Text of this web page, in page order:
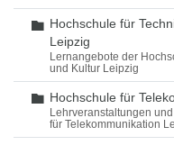
Ordner
Hochschule für
Leipzig
Lernangebote der
und Kultur Leipzig
Ordner
Hochschule für
Lehrveranstaltungen
für Telekommunikation